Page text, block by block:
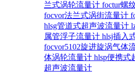
兰式涡轮流量计 foctur螺
focvor法兰式涡街流量计
hlsg管道式超声波流量计
属管浮子流量计 hlsj插入
focvor5102旋进旋涡气体
体涡轮流量计 hlsp便携式
超声波流量计